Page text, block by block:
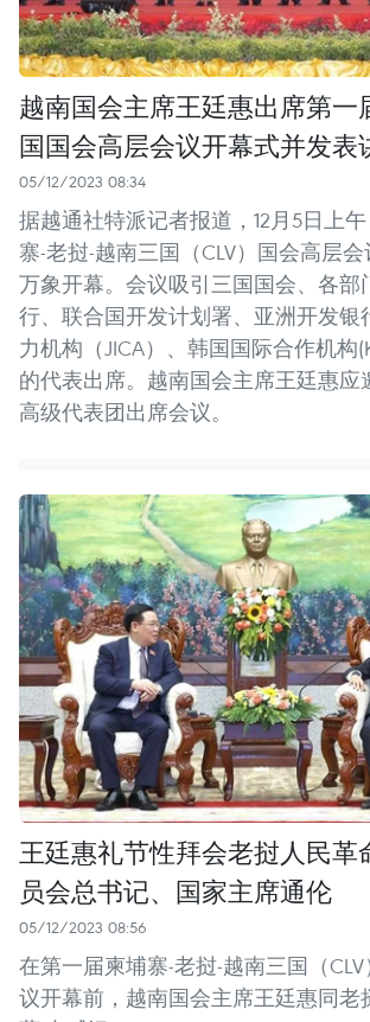
越南国会主席王廷惠出席第一
国国会高层会议开幕式并发表
05/12/2023 08:34
据越通社特派记者报道，12月5日上
寨-老挝-越南三国（CLV）国会高层
万象开幕。会议吸引三国国会、各部
行、联合国开发计划署、亚洲开发银
力机构（JICA）、韩国国际合作机构
的代表出席。越南国会主席王廷惠应
高级代表团出席会议。
王廷惠礼节性拜会老挝人民革
员会总书记、国家主席通伦
05/12/2023 08:56
在第一届柬埔寨-老挝-越南三国（
议开幕前，越南国会主席王廷惠同老